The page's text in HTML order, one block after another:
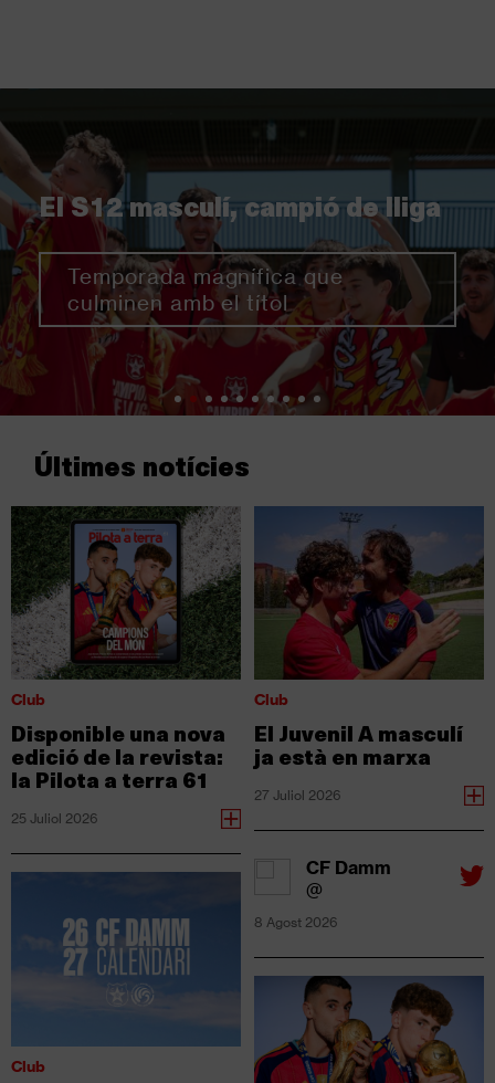
to
top
El S12 masculí, campió de lliga
Temporada magnífica que
culminen amb el títol
Últimes notícies
Club
Disponible una nova
edició de la revista:
la Pilota a terra 61
25 Juliol 2026
Club
El Juvenil A masculí
ja està en marxa
27 Juliol 2026
CF Damm
@
8 Agost 2026
Club